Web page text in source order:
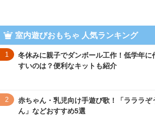
室内遊びおもちゃ 人気ランキング
1
冬休みに親子でダンボール工作！低学年に
すいのは？便利なキットも紹介
2
赤ちゃん・乳児向け手遊び歌！「ラララぞ
ん」などおすすめ5選